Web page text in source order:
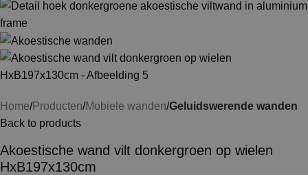
Home Producten Mobiele wanden Geluidswerende wanden
Back to products
Akoestische wand vilt donkergroen op wielen
HxB197x130cm